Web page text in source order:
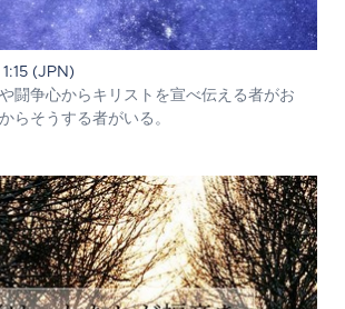
(JPN)
闘争心からキリストを宣べ伝える者がお
らそうする者がいる。